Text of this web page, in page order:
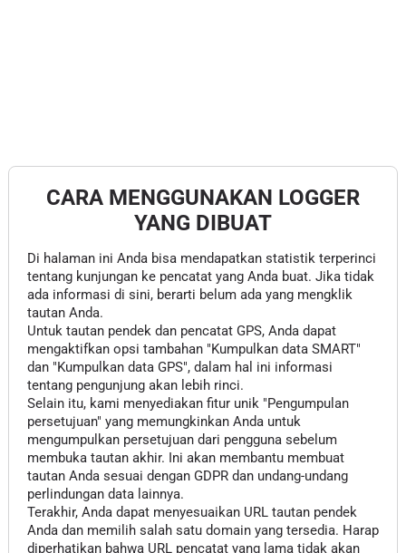
CARA MENGGUNAKAN LOGGER
YANG DIBUAT
Di halaman ini Anda bisa mendapatkan statistik terperinci
tentang kunjungan ke pencatat yang Anda buat. Jika tidak
ada informasi di sini, berarti belum ada yang mengklik
tautan Anda.
Untuk tautan pendek dan pencatat GPS, Anda dapat
mengaktifkan opsi tambahan "Kumpulkan data SMART"
dan "Kumpulkan data GPS", dalam hal ini informasi
tentang pengunjung akan lebih rinci.
Selain itu, kami menyediakan fitur unik "Pengumpulan
persetujuan" yang memungkinkan Anda untuk
mengumpulkan persetujuan dari pengguna sebelum
membuka tautan akhir. Ini akan membantu membuat
tautan Anda sesuai dengan GDPR dan undang-undang
perlindungan data lainnya.
Terakhir, Anda dapat menyesuaikan URL tautan pendek
Anda dan memilih salah satu domain yang tersedia. Harap
diperhatikan bahwa URL pencatat yang lama tidak akan